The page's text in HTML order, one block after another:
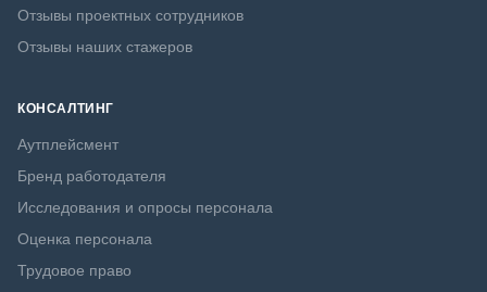
Отзывы проектных сотрудников
Отзывы наших стажеров
КОНСАЛТИНГ
Аутплейсмент
Бренд работодателя
Исследования и опросы персонала
Оценка персонала
Трудовое право